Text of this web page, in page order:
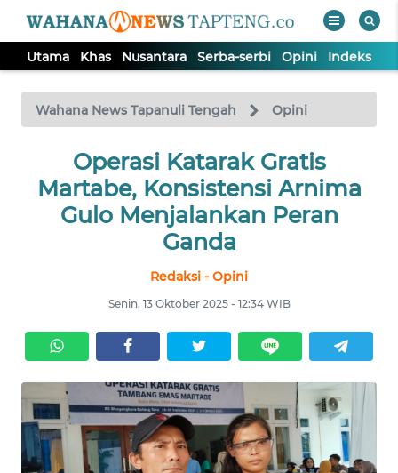
Utama Khas Nusantara Serba-serbi Opini Indeks
Wahana News Tapanuli Tengah Opini
Operasi Katarak Gratis
Martabe, Konsistensi Arnima
Gulo Menjalankan Peran
Ganda
Redaksi - Opini
Senin, 13 Oktober 2025 - 12:34 WIB
TV
Tutup
SERBI
OPINI
Informasi
INDEKS